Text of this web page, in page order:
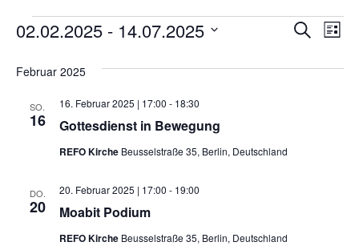
REFO Moabit
Terminkalender
Kita
Kontakt
Veranstaltungen SucheListe
02.02.2025 - 14.07.2025
wählen.
Februar 2025
SO.
16 Gottesdienst in Bewegung
16. Februar 2025 | 17:00 - 18:30
REFO Kirche Beusselstraße 35, Berlin, Deutschland
DO.
20 Moabit Podium
20. Februar 2025 | 17:00 - 19:00
REFO Kirche Beusselstraße 35, Berlin, Deutschland